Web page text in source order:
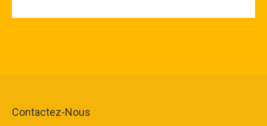
Contactez-Nous